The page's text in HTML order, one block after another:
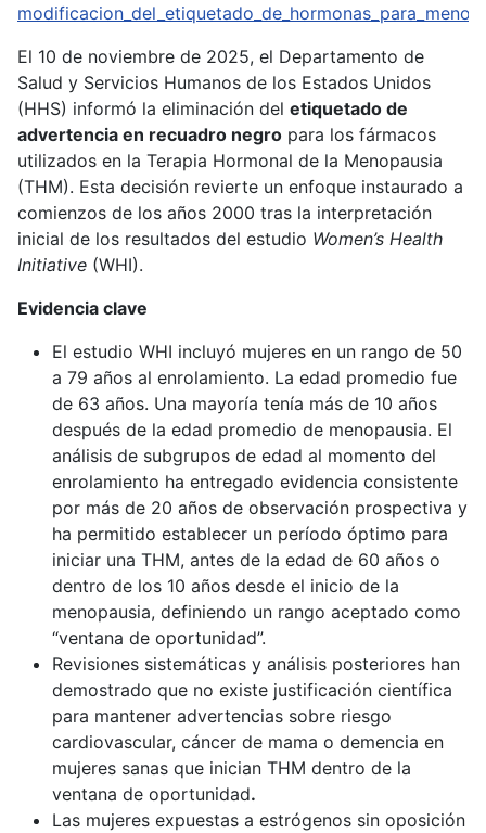
El 10 de noviembre de 2025, el Departamento de
Salud y Servicios Humanos de los Estados Unidos
(HHS) informó la eliminación del etiquetado de
advertencia en recuadro negro para los fármacos
utilizados en la Terapia Hormonal de la Menopausia
(THM). Esta decisión revierte un enfoque instaurado a
comienzos de los años 2000 tras la interpretación
inicial de los resultados del estudio Women’s Health
Initiative (WHI).
Evidencia clave
El estudio WHI incluyó mujeres en un rango de 50
a 79 años al enrolamiento. La edad promedio fue
de 63 años. Una mayoría tenía más de 10 años
después de la edad promedio de menopausia. El
análisis de subgrupos de edad al momento del
enrolamiento ha entregado evidencia consistente
por más de 20 años de observación prospectiva y
ha permitido establecer un período óptimo para
iniciar una THM, antes de la edad de 60 años o
dentro de los 10 años desde el inicio de la
menopausia, definiendo un rango aceptado como
“ventana de oportunidad”.
Revisiones sistemáticas y análisis posteriores han
demostrado que no existe justificación científica
para mantener advertencias sobre riesgo
cardiovascular, cáncer de mama o demencia en
mujeres sanas que inician THM dentro de la
ventana de oportunidad.
Las mujeres expuestas a estrógenos sin oposición